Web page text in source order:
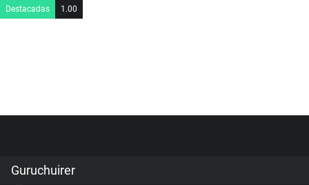
Destacadas 1.00
Guruchuirer